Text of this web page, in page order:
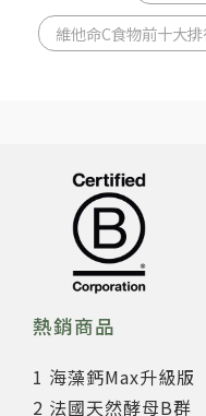
維他命C食物前十大
熱銷商品
1 海藻鈣Max升級版
2 法國天然酵母B群